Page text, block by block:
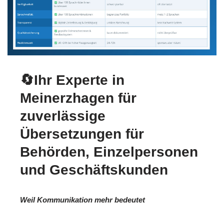
🔄Ihr Experte in
Meinerzhagen für
zuverlässige
Übersetzungen für
Behörden, Einzelpersonen
und Geschäftskunden
Weil Kommunikation mehr bedeutet